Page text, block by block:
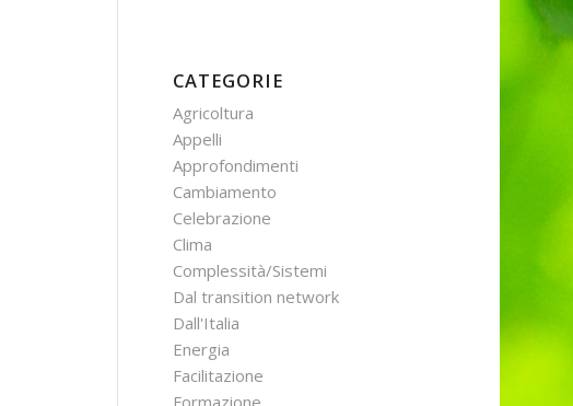
CATEGORIE
Agricoltura
Appelli
Approfondimenti
Cambiamento
Celebrazione
Clima
Complessità/Sistemi
Dal transition network
Dall'Italia
Energia
Facilitazione
Formazione